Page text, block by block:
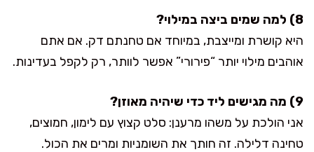
8) למה שמים ביצה במילוי?
היא קושרת ומייצבת, במיוחד אם טחנתם דק. אם אתם
אוהבים מילוי יותר “פירורי” אפשר לוותר, רק לקפל בעדינות.
9) מה מגישים ליד כדי שיהיה מאוזן?
אני הולכת על משהו מרענן: סלט קצוץ עם לימון, חמוצים,
טחינה דלילה. זה חותך את השומניות ומרים את הכול.